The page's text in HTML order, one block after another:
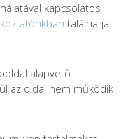
kapcsolatos
találhatja
alapvető
az oldal nem működik